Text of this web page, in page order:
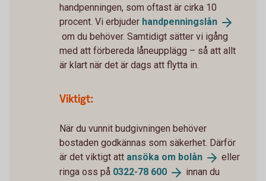
handpenningen, som oftast är cirka 10
procent. Vi erbjuder handpenningslån
om du behöver. Samtidigt sätter vi igång
med att förbereda låneupplägg – så att allt
är klart när det är dags att flytta in.
Viktigt:
När du vunnit budgivningen behöver
bostaden godkännas som säkerhet. Därför
är det viktigt att ansöka om bolån
eller
ringa oss på 0322-78 600
innan du